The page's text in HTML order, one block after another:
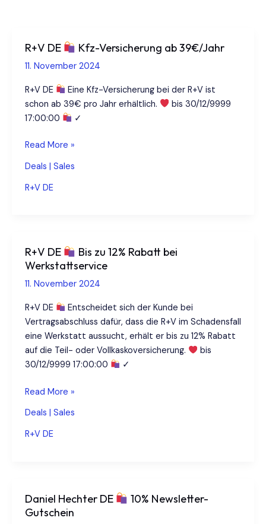
R+V DE Kfz-Versicherung ab 39€/Jahr
11. November 2024
R+V DE
Eine Kfz-Versicherung bei der R+V ist
schon ab 39€ pro Jahr erhältlich.
bis 30/12/9999
17:00:00
✓
R+V
Kfz-
Read More »
Deals | Sales
R+V DE
R+V DE
Bis zu 12% Rabatt bei
Werkstattservice
11. November 2024
R+V DE
Entscheidet sich der Kunde bei
Vertragsabschluss dafür, dass die R+V im Schadensfall
eine Werkstatt aussucht, erhält er bis zu 12% Rabatt
auf die Teil- oder Vollkaskoversicherung.
bis
30/12/9999 17:00:00
✓
R+V
Bis
Werkstattservice
Read More »
Deals | Sales
R+V DE
Daniel Hechter DE
10% Newsletter-
Gutschein